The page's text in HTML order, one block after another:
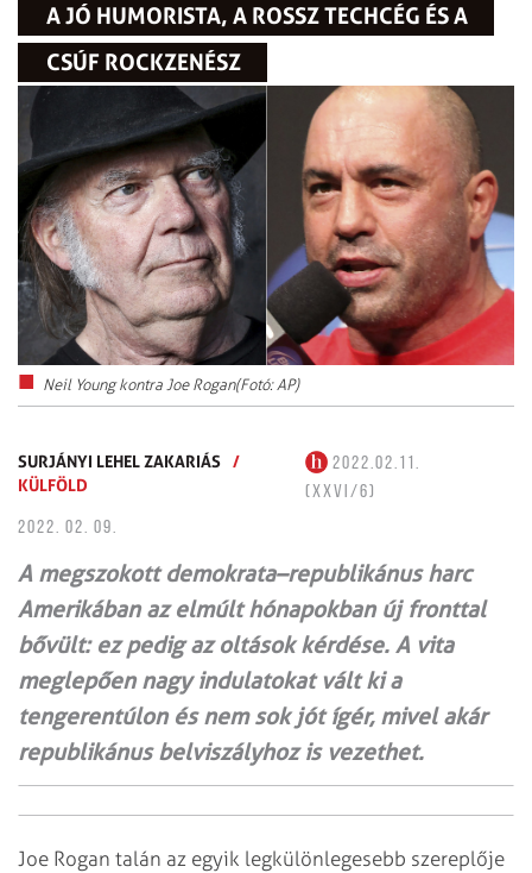
A JÓ HUMORISTA, A ROSSZ TECHCÉG ÉS A
CSÚF ROCKZENÉSZ
Neil Young kontra Joe Rogan(Fotó: AP)
SURJÁNYI LEHEL ZAKARIÁS /
KÜLFÖLD
2022.02.11.
(XXVI/6)
2022. 02. 09.
A megszokott demokrata–republikánus harc
Amerikában az elmúlt hónapokban új fronttal
bővült: ez pedig az oltások kérdése. A vita
meglepően nagy indulatokat vált ki a
tengerentúlon és nem sok jót ígér, mivel akár
republikánus belviszályhoz is vezethet.
Joe Rogan talán az egyik legkülönlegesebb szereplője